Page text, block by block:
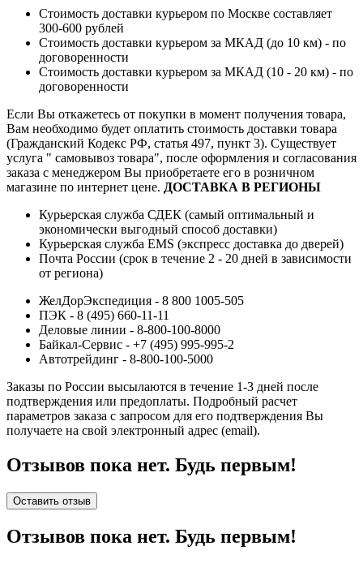
Стоимость доставки курьером по Москве составляет
300-600 рублей
Стоимость доставки курьером за МКАД (до 10 км) - по
договоренности
Стоимость доставки курьером за МКАД (10 - 20 км) - по
договоренности
Если Вы откажетесь от покупки в момент получения товара,
Вам необходимо будет оплатить стоимость доставки товара
(Гражданский Кодекс РФ, статья 497, пункт 3). Существует
услуга " самовывоз товара", после оформления и согласования
заказа с менеджером Вы приобретаете его в розничном
магазине по интернет цене. ДОСТАВКА В РЕГИОНЫ
Курьерская служба СДЕК (самый оптимальный и
экономически выгодный способ доставки)
Курьерская служба EMS (экспресс доставка до дверей)
Почта России (срок в течение 2 - 20 дней в зависимости
от региона)
ЖелДорЭкспедиция - 8 800 1005-505
ПЭК - 8 (495) 660-11-11
Деловые линии - 8-800-100-8000
Байкал-Сервис - +7 (495) 995-995-2
Автотрейдинг - 8-800-100-5000
Заказы по России высылаются в течение 1-3 дней после
подтверждения или предоплаты. Подробный расчет
параметров заказа с запросом для его подтверждения Вы
получаете на свой электронный адрес (email).
Отзывов пока нет. Будь первым!
Оставить отзыв
Отзывов пока нет. Будь первым!